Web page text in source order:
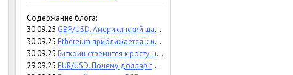
Содержание блога:
30.09.25 GBP/USD. Американский шатдаун и британские фискальные маневры разгоняют фунт
30.09.25 Ethereum приближается к историческому "шорт-сквизу"
30.09.25 Биткоин стремится к росту, но достижение баланса – нелегкий путь
29.09.25 EUR/USD. Почему доллар готов снова перехватить инициативу